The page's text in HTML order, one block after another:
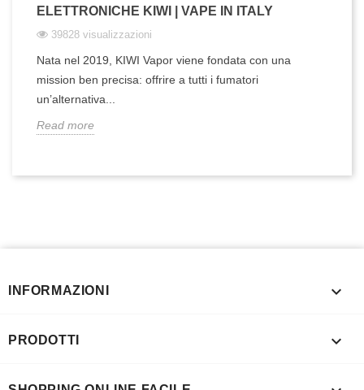
ELETTRONICHE KIWI | VAPE IN ITALY
39828 visualizzazioni
Nata nel 2019, KIWI Vapor viene fondata con una
mission ben precisa: offrire a tutti i fumatori
un’alternativa...
Read more
INFORMAZIONI 
PRODOTTI 